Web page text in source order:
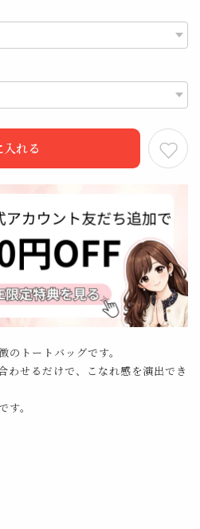
入れる
のトートバッグです。
わせるだけで、こなれ感を演出でき
す。